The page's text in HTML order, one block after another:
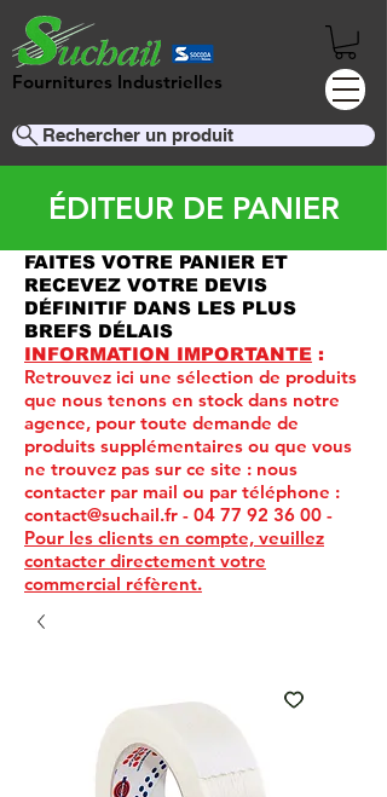
Fournitures Industrielles
Rechercher un produit
ÉDITEUR DE PANIER
FAITES VOTRE PANIER ET
RECEVEZ VOTRE DEVIS
DÉFINITIF DANS LES PLUS
BREFS DÉLAIS
INFORMATION IMPORTANTE :
Retrouvez ici une sélection de produits
que nous tenons en stock dans notre
agence, pour toute demande de
produits supplémentaires ou que vous
ne trouvez pas sur ce site : nous
contacter par mail ou par téléphone :
contact@suchail.fr - 04 77 92 36 00 -
Pour les clients en compte, veuillez
contacter directement votre
commercial réfèrent.